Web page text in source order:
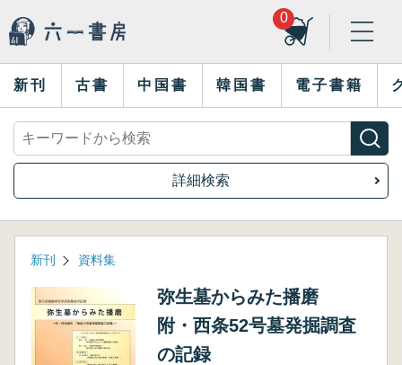
0
新刊 古書 中国書 韓国書 電子書籍
詳細検索
新刊 資料集
弥生墓からみた播磨
附・西条52号墓発掘調査
の記録